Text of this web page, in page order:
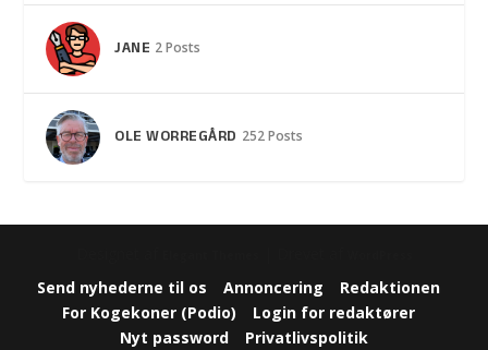
JANE 2 Posts
OLE WORREGÅRD 252 Posts
Send nyhederne til os Annoncering
Redaktionen
For Kogekoner (Podio)
Login for redaktører
Nyt password
Privatlivspolitik